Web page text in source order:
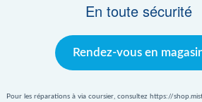
En toute sécurité
Rendez-vous en
Pour les réparations à via coursier, consultez https://